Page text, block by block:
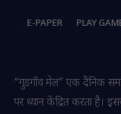
E-PAPER PLAY
“गुडगाँव मेल” एक दैनिक
पर ध्यान केंद्रित करता है।